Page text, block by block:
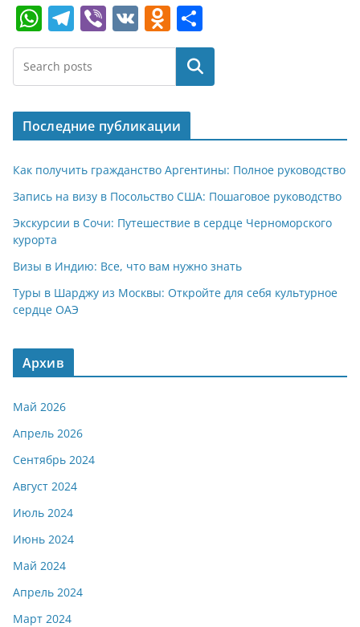
W
h
at
s
A
p
p
T
el
e
gr
a
m
Vi
b
V
K
O
d
o
kl
a
ss
ni
ki
т
п
р
в
и
т
ь
Поиск
Последние публикации
Как получить гражданство Аргентины: Полное руководство
Запись на визу в Посольство США: Пошаговое руководство
Экскурсии в Сочи: Путешествие в сердце Черноморского
курорта
Визы в Индию: Все, что вам нужно знать
Туры в Шарджу из Москвы: Откройте для себя культурное
сердце ОАЭ
Архив
Май 2026
Апрель 2026
Сентябрь 2024
Август 2024
Июль 2024
Июнь 2024
Май 2024
Апрель 2024
Март 2024